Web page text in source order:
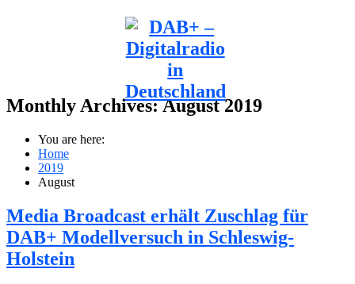
Monthly Archives:August 2019
You are here:
Home
2019
August
Media Broadcast erhält Zuschlag für
DAB+ Modellversuch in Schleswig-
Holstein